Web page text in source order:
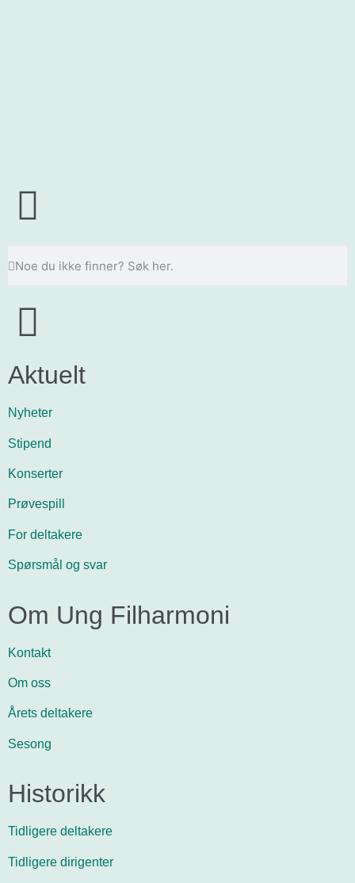
Aktuelt
Nyheter
Stipend
Konserter
Prøvespill
For deltakere
Spørsmål og svar
Om Ung Filharmoni
Kontakt
Om oss
Årets deltakere
Sesong
Historikk
Tidligere deltakere
Tidligere dirigenter